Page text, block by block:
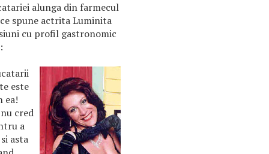
alunga din farmecul
spune actrita Luminita
cu profil gastronomic
este
ea!
cred
a
asta